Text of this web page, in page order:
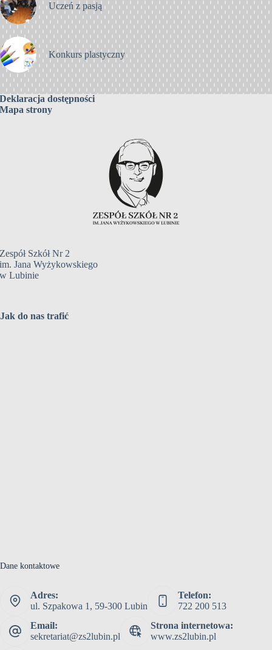
Uczeń z pasją
Konkurs plastyczny
Deklaracja dostępności
Mapa strony
Zespół Szkół Nr 2
im. Jana Wyżykowskiego
w Lubinie
Jak do nas trafić
Dane kontaktowe
Adres:
ul. Szpakowa 1, 59-300 Lubin
Telefon:
722 200 513
Email:
sekretariat@zs2lubin.pl
Strona internetowa:
www.zs2lubin.pl